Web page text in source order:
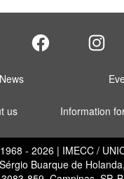
News
us Information
- 2026 | IMECC /
Buarque de